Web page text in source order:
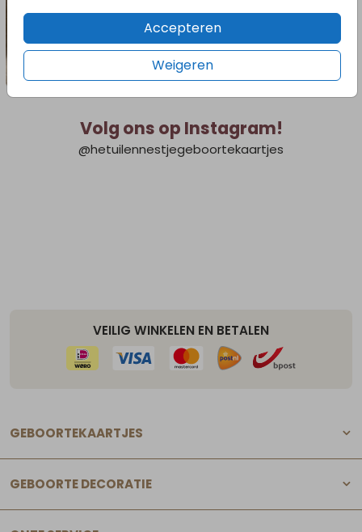
Accepteren
Weigeren
Volg ons op Instagram!
@hetuilennestjegeboortekaartjes
VEILIG WINKELEN EN BETALEN
GEBOORTEKAARTJES
GEBOORTE DECORATIE